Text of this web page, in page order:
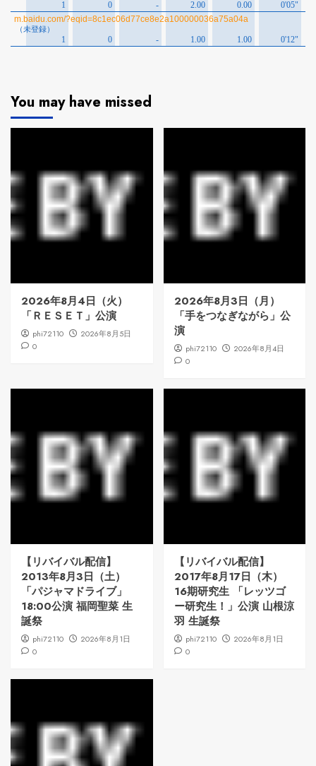
You may have missed
2026年8月4日（火）
「ＲＥＳＥＴ」公演
phi72110
2026年8月5日
0
2026年8月3日（月）
「手をつなぎながら」公
演
phi72110
2026年8月4日
0
【リバイバル配信】
2013年8月3日（土）
「パジャマドライブ」
18:00公演 福岡聖菜 生
誕祭
phi72110
2026年8月1日
0
【リバイバル配信】
2017年8月17日（木）
16期研究生 「レッツゴ
ー研究生！」公演 山根涼
羽 生誕祭
phi72110
2026年8月1日
0